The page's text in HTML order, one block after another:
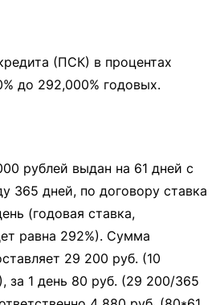
(ПСК) в процентах
до 292,000% годовых.
рублей выдан на 61 дней с
365 дней, по договору ставка
(годовая ставка,
равна 292%). Сумма
29 200 руб. (10
за 1 день 80 руб. (29 200/365